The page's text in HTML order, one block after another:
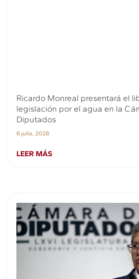
Ricardo Monreal presentará el
legislación por el agua en la
Diputados
6 julio, 2026
LEER MÁS